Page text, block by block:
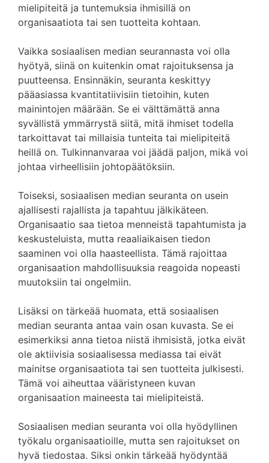
mielipiteitä ja tuntemuksia ihmisillä on
organisaatiota tai sen tuotteita kohtaan.
Vaikka sosiaalisen median seurannasta voi olla
hyötyä, siinä on kuitenkin omat rajoituksensa ja
puutteensa. Ensinnäkin, seuranta keskittyy
pääasiassa kvantitatiivisiin tietoihin, kuten
mainintojen määrään. Se ei välttämättä anna
syvällistä ymmärrystä siitä, mitä ihmiset todella
tarkoittavat tai millaisia tunteita tai mielipiteitä
heillä on. Tulkinnanvaraa voi jäädä paljon, mikä voi
johtaa virheellisiin johtopäätöksiin.
Toiseksi, sosiaalisen median seuranta on usein
ajallisesti rajallista ja tapahtuu jälkikäteen.
Organisaatio saa tietoa menneistä tapahtumista ja
keskusteluista, mutta reaaliaikaisen tiedon
saaminen voi olla haasteellista. Tämä rajoittaa
organisaation mahdollisuuksia reagoida nopeasti
muutoksiin tai ongelmiin.
Lisäksi on tärkeää huomata, että sosiaalisen
median seuranta antaa vain osan kuvasta. Se ei
esimerkiksi anna tietoa niistä ihmisistä, jotka eivät
ole aktiivisia sosiaalisessa mediassa tai eivät
mainitse organisaatiota tai sen tuotteita julkisesti.
Tämä voi aiheuttaa vääristyneen kuvan
organisaation maineesta tai mielipiteistä.
Sosiaalisen median seuranta voi olla hyödyllinen
työkalu organisaatioille, mutta sen rajoitukset on
hyvä tiedostaa. Siksi onkin tärkeää hyödyntää